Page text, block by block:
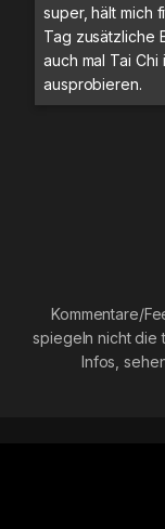
super, hält mich
Tag zusätzliche
auch mal Tai Chi
ausprobieren.
Kommentare/
spiegeln nicht die
Infos,